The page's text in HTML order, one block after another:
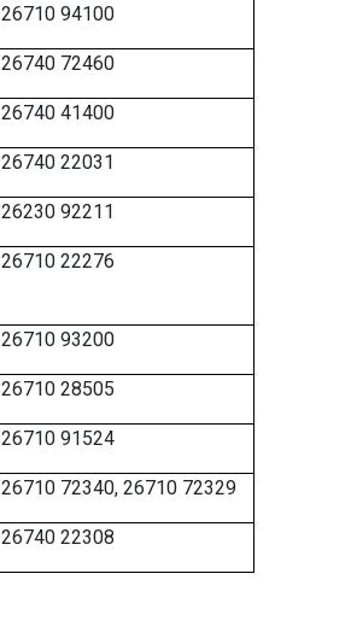
26710 94100
26740 72460
26740 41400
26740 22031
26230 92211
26710 22276
26710 93200
26710 28505
26710 91524
26710 72340, 26710 72329
26740 22308